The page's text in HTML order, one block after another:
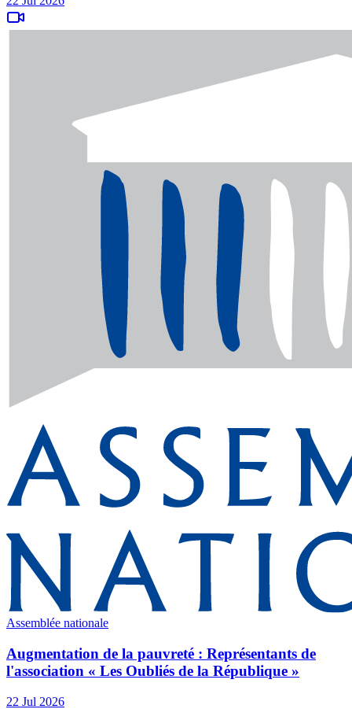
Assemblée nationale
Augmentation de la pauvreté : Représentants de
l'association « Les Oubliés de la République »
22 Jul 2026